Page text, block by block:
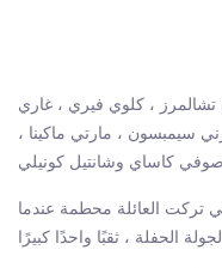
للمجموعة 13 هم: آرون تشالمرز ، كلوي فيري ، غاري
سيمبسون ، مارتي ماكينا ،
تركت العائلة محطمة عندما